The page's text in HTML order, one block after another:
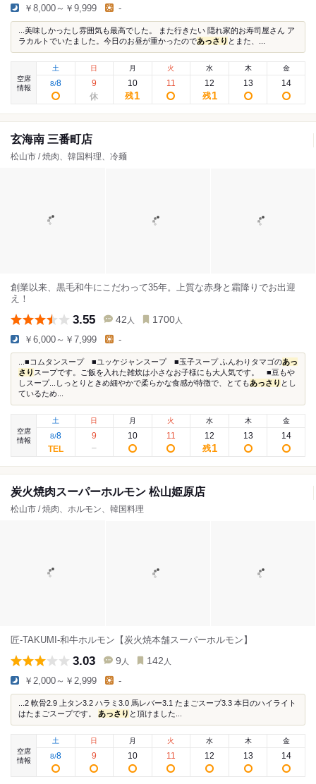
￥8,000～￥9,999 -
...美味しかったし雰囲気も最高でした。 また行きたい 隠れ家的お寿司屋さん ア
ラカルトでいたました。今日のお昼が重かったのであっさり とまた、...
空席
情報
土
8/8
日
9
月
10
残1
火
11
水
12
残1
木
13
金
14
玄海南 三番町店
松山市 / 焼肉、韓国料理、冷麺
創業以来、黒毛和牛にこだわって35年。上質な赤身と霜降りでお出迎
え！
3.55 42 人 1700 人
￥6,000～￥7,999 -
...■コムタンスープ ■ユッケジャンスープ ■玉子スープ ふんわりタマゴのあっ
さり スープです。ご飯を入れた雑炊は小さなお子様にも大人気です。 ■豆もや
しスープ...しっとりときめ細やかで柔らかな食感が特徴で、とてもあっさり とし
ているため...
空席
情報
土
8/8
日
9
月
10
火
11
水
12
残1
木
13
金
14
炭火焼肉スーパーホルモン 松山姫原店
松山市 / 焼肉、ホルモン、韓国料理
匠-TAKUMI-和牛ホルモン【炭火焼本舗スーパーホルモン】
3.03 9 人 142 人
￥2,000～￥2,999 -
...2 軟骨2.9 上タン3.2 ハラミ3.0 馬レバー3.1 たまごスープ3.3 本日のハイライト
はたまごスープです。 あっさり と頂けました...
空席
情報
土
8/8
日
9
月
10
火
11
水
12
木
13
金
14